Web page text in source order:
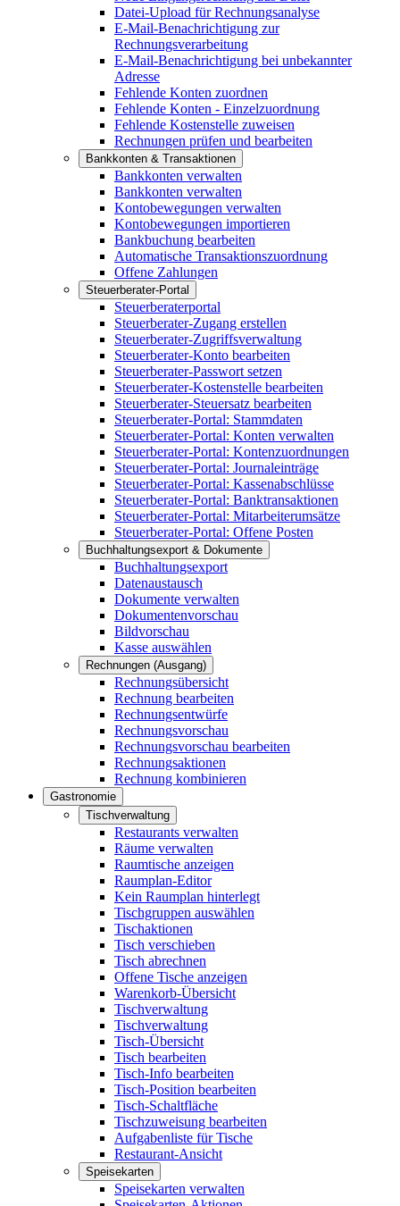
Datei-Upload für Rechnungsanalyse
E-Mail-Benachrichtigung zur
Rechnungsverarbeitung
E-Mail-Benachrichtigung bei unbekannter
Adresse
Fehlende Konten zuordnen
Fehlende Konten - Einzelzuordnung
Fehlende Kostenstelle zuweisen
Rechnungen prüfen und bearbeiten
Bankkonten & Transaktionen
Bankkonten verwalten
Bankkonten verwalten
Kontobewegungen verwalten
Kontobewegungen importieren
Bankbuchung bearbeiten
Automatische Transaktionszuordnung
Offene Zahlungen
Steuerberater-Portal
Steuerberaterportal
Steuerberater-Zugang erstellen
Steuerberater-Zugriffsverwaltung
Steuerberater-Konto bearbeiten
Steuerberater-Passwort setzen
Steuerberater-Kostenstelle bearbeiten
Steuerberater-Steuersatz bearbeiten
Steuerberater-Portal: Stammdaten
Steuerberater-Portal: Konten verwalten
Steuerberater-Portal: Kontenzuordnungen
Steuerberater-Portal: Journaleinträge
Steuerberater-Portal: Kassenabschlüsse
Steuerberater-Portal: Banktransaktionen
Steuerberater-Portal: Mitarbeiterumsätze
Steuerberater-Portal: Offene Posten
Buchhaltungsexport & Dokumente
Buchhaltungsexport
Datenaustausch
Dokumente verwalten
Dokumentenvorschau
Bildvorschau
Kasse auswählen
Rechnungen (Ausgang)
Rechnungsübersicht
Rechnung bearbeiten
Rechnungsentwürfe
Rechnungsvorschau
Rechnungsvorschau bearbeiten
Rechnungsaktionen
Rechnung kombinieren
Gastronomie
Tischverwaltung
Restaurants verwalten
Räume verwalten
Raumtische anzeigen
Raumplan-Editor
Kein Raumplan hinterlegt
Tischgruppen auswählen
Tischaktionen
Tisch verschieben
Tisch abrechnen
Offene Tische anzeigen
Warenkorb-Übersicht
Tischverwaltung
Tischverwaltung
Tisch-Übersicht
Tisch bearbeiten
Tisch-Info bearbeiten
Tisch-Position bearbeiten
Tisch-Schaltfläche
Tischzuweisung bearbeiten
Aufgabenliste für Tische
Restaurant-Ansicht
Speisekarten
Speisekarten verwalten